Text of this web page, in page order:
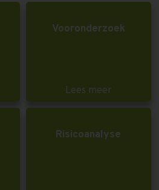
Vooronderzoek
Lees meer
Risicoanalyse